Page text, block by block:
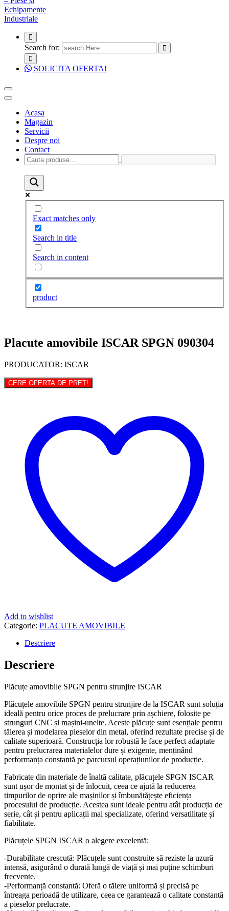
Search for:
SOLICITA OFERTA!
Acasa
Magazin
Servicii
Despre noi
Contact
Exact matches only
Search in title
Search in content
product
Placute amovibile ISCAR SPGN 090304
PRODUCATOR: ISCAR
CERE OFERTA DE PRET!
Add to wishlist
Categorie: PLACUTE AMOVIBILE
Descriere
Descriere
Plăcuțe amovibile SPGN pentru strunjire ISCAR
Plăcuțele amovibile SPGN pentru strunjire de la ISCAR sunt soluția
ideală pentru orice proces de prelucrare prin așchiere, folosite pe
strunguri CNC și mașini-unelte. Aceste plăcuțe sunt esențiale pentru
tăierea și modelarea pieselor din metal, oferind rezultate precise și de
calitate superioară. Construcția lor robustă le face perfect adaptate
pentru prelucrarea materialelor dure și exigente, menținând
performanța constantă pe parcursul operațiunilor de producție.
Fabricate din materiale de înaltă calitate, plăcuțele SPGN ISCAR
sunt ușor de montat și de înlocuit, ceea ce ajută la reducerea
timpurilor de oprire ale mașinilor și îmbunătățește eficiența
procesului de producție. Acestea sunt ideale pentru atât producția de
serie, cât și pentru aplicații mai specializate, oferind versatilitate și
fiabilitate.
Plăcuțele SPGN ISCAR o alegere excelentă:
-Durabilitate crescută: Plăcuțele sunt construite să reziste la uzură
intensă, asigurând o durată lungă de viață și mai puține schimburi
frecvente.
-Performanță constantă: Oferă o tăiere uniformă și precisă pe
întreaga perioadă de utilizare, ceea ce garantează o calitate constantă
a pieselor prelucrate.